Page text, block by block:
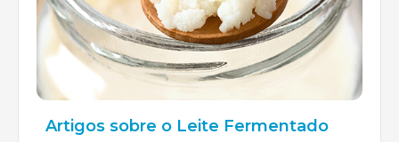
Artigos sobre o Leite Fermentado